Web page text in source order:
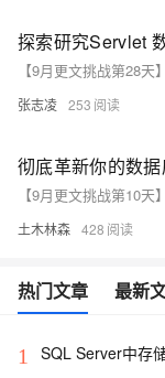
探索研究Servlet
【9月更文挑战第28天】
张志凌 253
土木林森 428
热门文章 最新
1
SQL Server中存